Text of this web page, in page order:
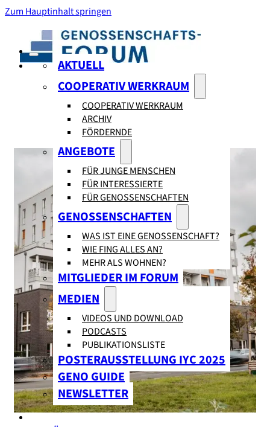
Zum Hauptinhalt springen
AKTUELL
COOPERATIV WERKRAUM
COOPERATIV WERKRAUM
ARCHIV
FÖRDERNDE
ANGEBOTE
FÜR JUNGE MENSCHEN
FÜR INTERESSIERTE
FÜR GENOSSENSCHAFTEN
GENOSSENSCHAFTEN
WAS IST EINE GENOSSENSCHAFT?
WIE FING ALLES AN?
MEHR ALS WOHNEN?
MITGLIEDER IM FORUM
MEDIEN
VIDEOS UND DOWNLOAD
PODCASTS
PUBLIKATIONSLISTE
POSTERAUSSTELLUNG IYC 2025
GENO GUIDE
NEWSLETTER